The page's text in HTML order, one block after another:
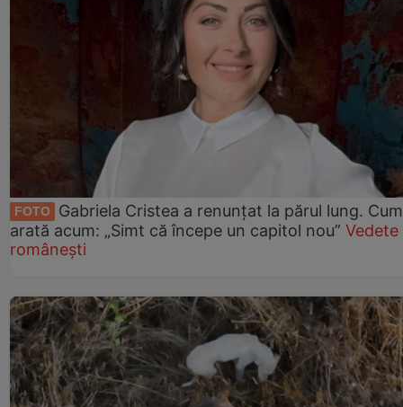
FOTO
Gabriela Cristea a renunțat la părul lung. Cum
arată acum: „Simt că începe un capitol nou” Vedete
românești